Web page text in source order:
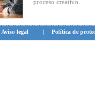
proceso creativo.
Aviso legal | Política de